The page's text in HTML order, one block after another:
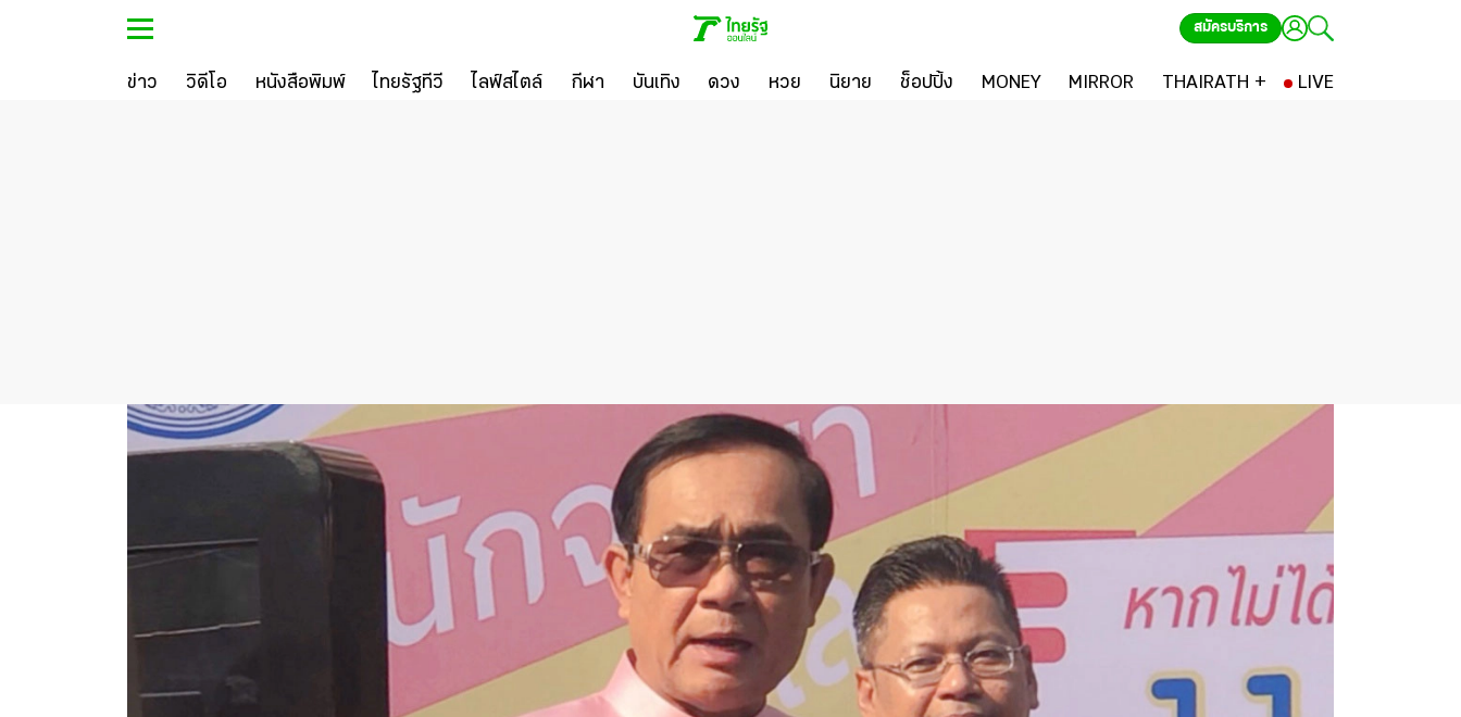
สมัครบริการ
ข่าว วิดีโอ หนังสือพิมพ์ ไทยรัฐทีวี ไลฟ์สไตล์ กีฬา บันเทิง ดวง หวย นิยาย ช็อปปิ้ง MONEY MIRROR THAIRATH + LIVE